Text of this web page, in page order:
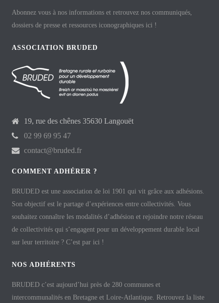
Abonnez vous à nos informations et retrouvez nos communiqués,
dossiers de presse et ressources iconographiques ici !
ASSOCIATION BRUDED
19, rue des chênes 35630 Langouët
02 99 69 95 47
contact@bruded.fr
COMMENT ADHÉRER ?
BRUDED est une association de loi 1901 qui vit grâce aux adhésions.
Son objectif est le partage d’expériences entre collectivités. Vous
souhaitez connaître les modalités d’adhésion et rejoindre notre réseau
de collectivités qui s’engagent pour un développement durable local
sur leur territoire ? C’est par ici !
NOS ADHÉRENTS
BRUDED c’est aujourd’hui près de 280 communes et
intercommunalités en Bretagne et Loire-Atlantique. Retrouvez la liste